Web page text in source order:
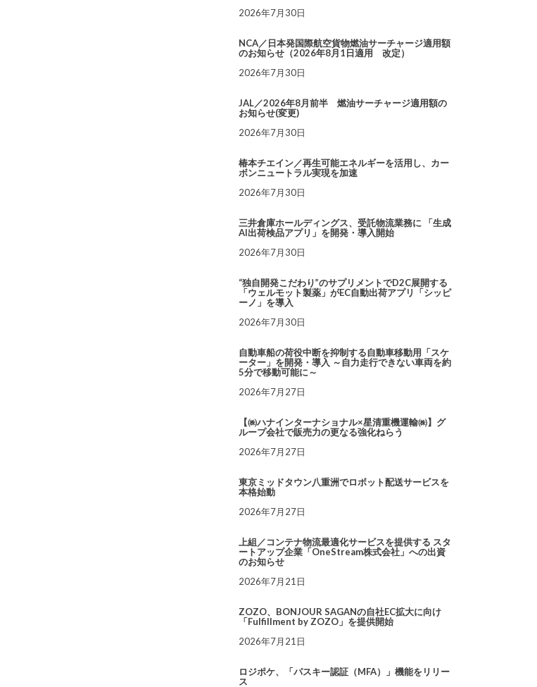
2026年7月30日
NCA／日本発国際航空貨物燃油サーチャージ適用額
のお知らせ（2026年8月1日適用 改定）
2026年7月30日
JAL／2026年8月前半 燃油サーチャージ適用額の
お知らせ(変更)
2026年7月30日
椿本チエイン／再生可能エネルギーを活用し、カー
ボンニュートラル実現を加速
2026年7月30日
三井倉庫ホールディングス、受託物流業務に 「生成
AI出荷検品アプリ」を開発・導入開始
2026年7月30日
“独自開発こだわり”のサプリメントでD2C展開する
「ウェルモット製薬」がEC自動出荷アプリ「シッピ
ーノ」を導入
2026年7月30日
自動車船の荷役中断を抑制する自動車移動用「スケ
ーター」を開発・導入 ～自力走行できない車両を約
5分で移動可能に～
2026年7月27日
【㈱ハナインターナショナル×星清重機運輸㈱】グ
ループ会社で販売力の更なる強化ねらう
2026年7月27日
東京ミッドタウン八重洲でロボット配送サービスを
本格始動
2026年7月27日
上組／コンテナ物流最適化サービスを提供する スタ
ートアップ企業「OneStream株式会社」への出資
のお知らせ
2026年7月21日
ZOZO、BONJOUR SAGANの自社EC拡大に向け
「Fulfillment by ZOZO」を提供開始
2026年7月21日
ロジポケ、「パスキー認証（MFA）」機能をリリー
ス